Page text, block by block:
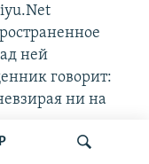
ней
говорит:
ни на